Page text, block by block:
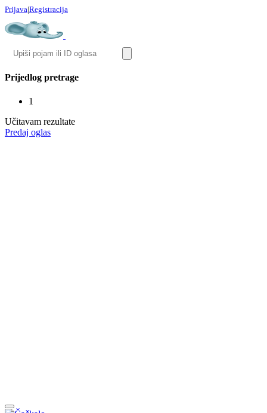
Prijava|Registracija
Prijedlog pretrage
1
Učitavam rezultate
Predaj oglas